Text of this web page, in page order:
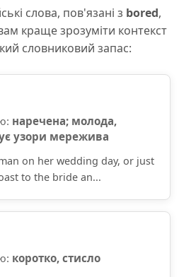
слова, пов'язані з bored,
краще зрозуміти контекст
словниковий запас:
наречена; молода,
узори мережива
on her wedding day, or just
to the bride an...
коротко, стисло